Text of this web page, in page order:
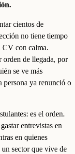
cientos de
no tiene tiempo
CV con calma.
orden de llegada, por
se ve más
persona ya renunció o
es el orden.
entrevistas en
en quienes
un sector que vive de